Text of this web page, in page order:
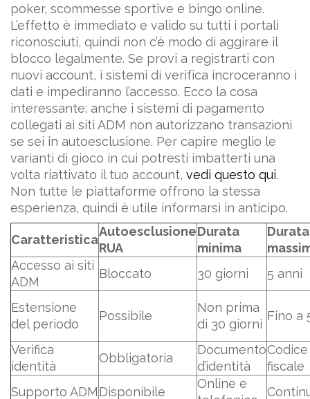
poker, scommesse sportive e bingo online.
L’effetto è immediato e valido su tutti i portali
riconosciuti, quindi non c’è modo di aggirare il
blocco legalmente. Se provi a registrarti con
nuovi account, i sistemi di verifica incroceranno i
dati e impediranno l’accesso. Ecco la cosa
interessante: anche i sistemi di pagamento
collegati ai siti ADM non autorizzano transazioni
se sei in autoesclusione. Per capire meglio le
varianti di gioco in cui potresti imbatterti una
volta riattivato il tuo account, vedi questo qui.
Non tutte le piattaforme offrono la stessa
esperienza, quindi è utile informarsi in anticipo.
Caratteristica
Autoesclusione
RUA
Durata
minima
Durata
Accesso ai siti
ADM
Bloccato 30 giorni 5 anni
Estensione
del periodo
Possibile
Non prima
di 30 giorni
Fino a
Verifica
identità
Obbligatoria
Documento
d’identità
Codice
fiscale
Supporto ADMDisponibile
Online e